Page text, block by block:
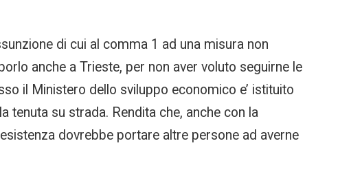
di cui al comma 1 ad una misura non
anche a Trieste, per non aver voluto seguirne le
il Ministero dello sviluppo economico e’ istituito
tenuta su strada. Rendita che, anche con la
dovrebbe portare altre persone ad averne